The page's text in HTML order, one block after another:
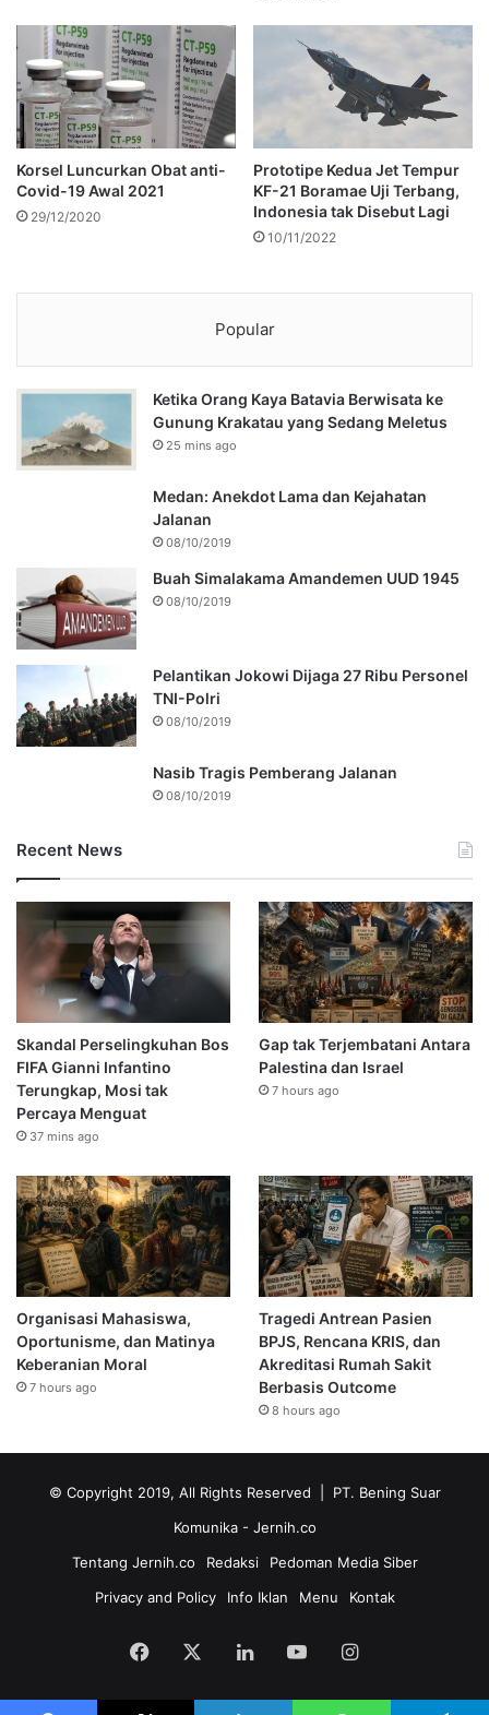
Korsel Luncurkan Obat anti-
Covid-19 Awal 2021
29/12/2020
Prototipe Kedua Jet Tempur
KF-21 Boramae Uji Terbang,
Indonesia tak Disebut Lagi
10/11/2022
Popular
Ketika Orang Kaya Batavia Berwisata ke
Gunung Krakatau yang Sedang Meletus
25 mins ago
Medan: Anekdot Lama dan Kejahatan
Jalanan
08/10/2019
Buah Simalakama Amandemen UUD 1945
08/10/2019
Pelantikan Jokowi Dijaga 27 Ribu Personel
TNI-Polri
08/10/2019
Nasib Tragis Pemberang Jalanan
08/10/2019
Recent News
Skandal Perselingkuhan Bos
FIFA Gianni Infantino
Terungkap, Mosi tak
Percaya Menguat
37 mins ago
Gap tak Terjembatani Antara
Palestina dan Israel
7 hours ago
Organisasi Mahasiswa,
Oportunisme, dan Matinya
Keberanian Moral
7 hours ago
Tragedi Antrean Pasien
BPJS, Rencana KRIS, dan
Akreditasi Rumah Sakit
Berbasis Outcome
8 hours ago
© Copyright 2019, All Rights Reserved | PT. Bening Suar
Komunika - Jernih.co
Tentang Jernih.co
Redaksi
Pedoman Media Siber
Privacy and Policy
Info Iklan Menu Kontak
Facebook LinkedInYouTubeInstagram